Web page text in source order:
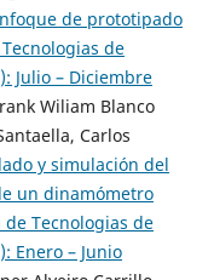
de prototipado
de
Julio – Diciembre
Wiliam Blanco
Carlos
y simulación del
un dinamómetro
de Tecnologias de
Enero – Junio